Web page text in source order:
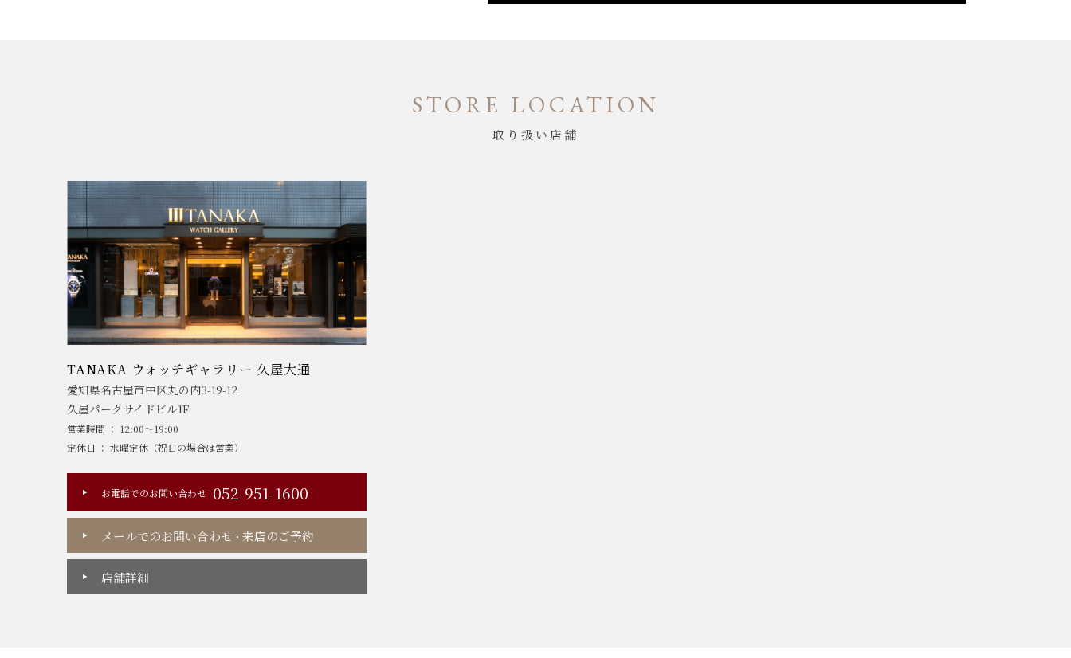
STORE LOCATION
取り扱い店舗
TANAKA ウォッチギャラリー 久屋大通
愛知県名古屋市中区丸の内3-19-12
久屋パークサイドビル1F
営業時間 ： 12:00～19:00
定休日 ： 水曜定休（祝日の場合は営業）
お電話でのお問い合わせ 052-951-1600
メールでのお問い合わせ・ 来店のご予約
店舗詳細